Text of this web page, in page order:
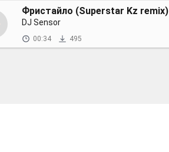
Фристайло (Superstar Kz remix)
DJ Sensor
00:34 495